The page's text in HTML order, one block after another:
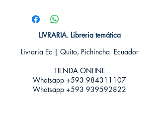
Editorial: DEBOLSILLO
Idioma: Castellano
Encuadernación: Blanda
Categoría: Novela Romántica -
Tamaño: Grande
LIVRARIA. Libreria temática
Livraria Ec | Quito, Pichincha. Ecuador
TIENDA ONLINE​
Whatsapp +593 984311107
Whatsapp +593 939592822